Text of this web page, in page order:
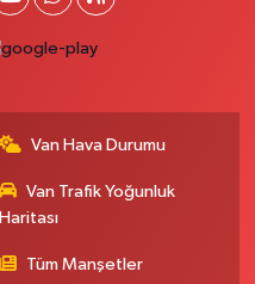
Van Hava Durumu
Van Trafik Yoğunluk
Haritası
Tüm Manşetler